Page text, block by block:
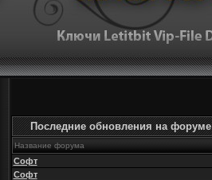
Последние обновления на форуме
Название форума
Софт
Софт